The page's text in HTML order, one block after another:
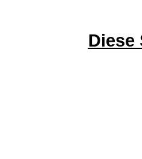
Diese